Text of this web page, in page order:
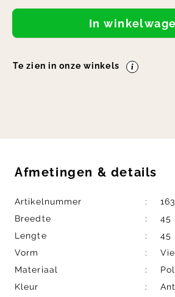
In
Te zien in onze winkels
Afmetingen & details
Artikelnummer
Breedte
45
Lengte
45
Vorm
Materiaal
Kleur